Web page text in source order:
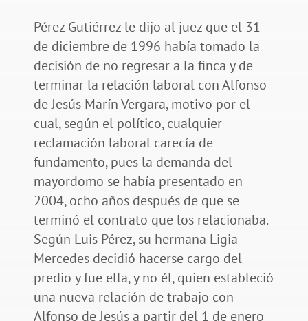
Pérez Gutiérrez le dijo al juez que el 31
de diciembre de 1996 había tomado la
decisión de no regresar a la finca y de
terminar la relación laboral con Alfonso
de Jesús Marín Vergara, motivo por el
cual, según el político, cualquier
reclamación laboral carecía de
fundamento, pues la demanda del
mayordomo se había presentado en
2004, ocho años después de que se
terminó el contrato que los relacionaba.
Según Luis Pérez, su hermana Ligia
Mercedes decidió hacerse cargo del
predio y fue ella, y no él, quien estableció
una nueva relación de trabajo con
Alfonso de Jesús a partir del 1 de enero